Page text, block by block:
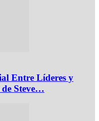
Entre Líderes y
de Steve…